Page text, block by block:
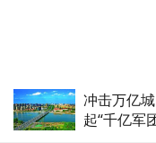
冲击万亿
起“千亿军